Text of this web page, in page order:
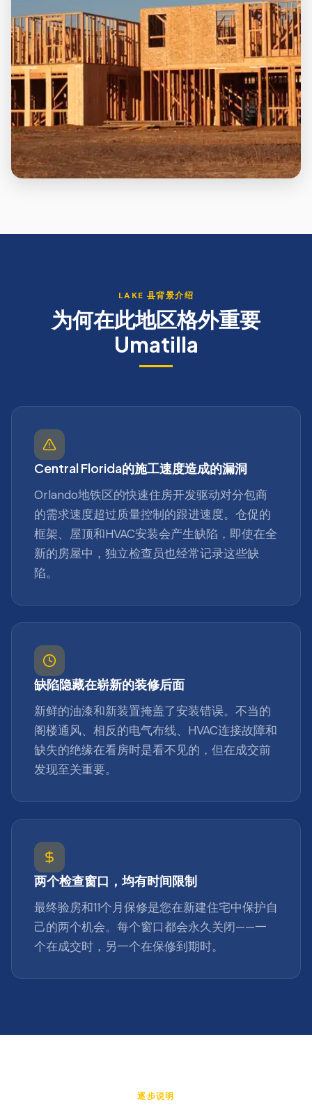
LAKE 县背景介绍
为何在此地区格外重要
Umatilla
Central Florida的施工速度造成的漏洞
Orlando地铁区的快速住房开发驱动对分包商
的需求速度超过质量控制的跟进速度。仓促的
框架、屋顶和HVAC安装会产生缺陷，即使在全
新的房屋中，独立检查员也经常记录这些缺
陷。
缺陷隐藏在崭新的装修后面
新鲜的油漆和新装置掩盖了安装错误。不当的
阁楼通风、相反的电气布线、HVAC连接故障和
缺失的绝缘在看房时是看不见的，但在成交前
发现至关重要。
两个检查窗口，均有时间限制
最终验房和11个月保修是您在新建住宅中保护自
己的两个机会。每个窗口都会永久关闭——一
个在成交时，另一个在保修到期时。
逐步说明